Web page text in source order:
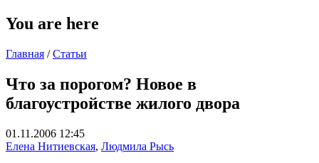
You are here
Главная / Статьи
Что за порогом? Новое в
благоустройстве жилого двора
01.11.2006 12:45
Елена Нитиевская, Людмила Рысь